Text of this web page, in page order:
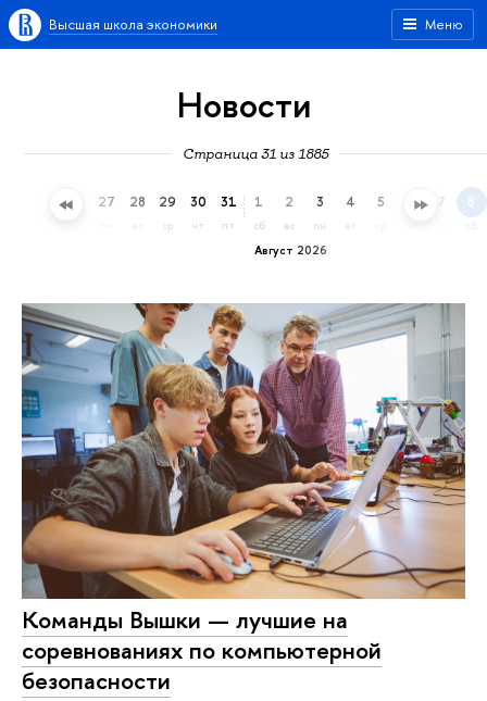
Меню
Высшая школа экономики
Новости
Страница 31 из 1885
26 27 28 29
ср
30
чт
31
пт
Август 2026
1
сб
2
вс
3
пн
4 5 6 7 8
сб
Команды Вышки — лучшие на
соревнованиях по компьютерной
безопасности